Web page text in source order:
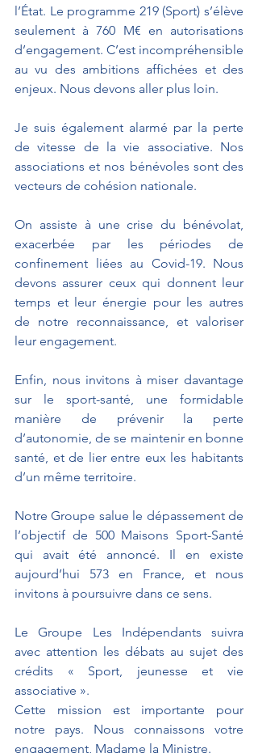
l’État. Le programme 219 (Sport) s’élève
seulement à 760 M€ en autorisations
d’engagement. C’est incompréhensible
au vu des ambitions affichées et des
enjeux. Nous devons aller plus loin.
Je suis également alarmé par la perte
de vitesse de la vie associative. Nos
associations et nos bénévoles sont des
vecteurs de cohésion nationale.
On assiste à une crise du bénévolat,
exacerbée par les périodes de
confinement liées au Covid-19. Nous
devons assurer ceux qui donnent leur
temps et leur énergie pour les autres
de notre reconnaissance, et valoriser
leur engagement.
Enfin, nous invitons à miser davantage
sur le sport-santé, une formidable
manière de prévenir la perte
d’autonomie, de se maintenir en bonne
santé, et de lier entre eux les habitants
d’un même territoire.
Notre Groupe salue le dépassement de
l’objectif de 500 Maisons Sport-Santé
qui avait été annoncé. Il en existe
aujourd’hui 573 en France, et nous
invitons à poursuivre dans ce sens.
Le Groupe Les Indépendants suivra
avec attention les débats au sujet des
crédits « Sport, jeunesse et vie
associative ».
Cette mission est importante pour
notre pays. Nous connaissons votre
engagement, Madame la Ministre.